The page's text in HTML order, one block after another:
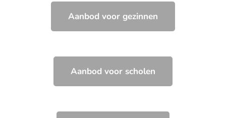
Aanbod voor gezinnen
Aanbod voor scholen